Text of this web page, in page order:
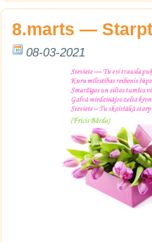
8.marts —
08-03-2021